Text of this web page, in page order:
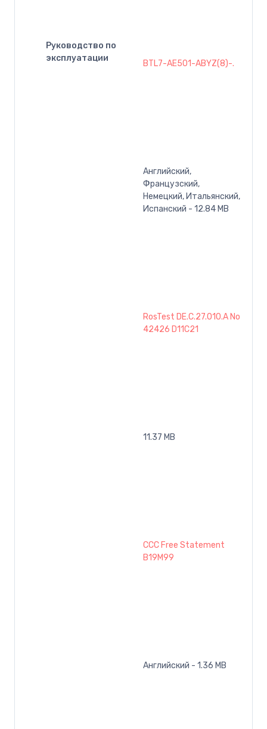
Руководство по
эксплуатации
BTL7-AE501-ABYZ(8)-.
Английский,
Французский,
Немецкий, Итальянский,
Испанский - 12.84 MB
RosTest DE.C.27.010.A No
42426 D11C21
11.37 MB
CCC Free Statement
B19M99
Английский - 1.36 MB